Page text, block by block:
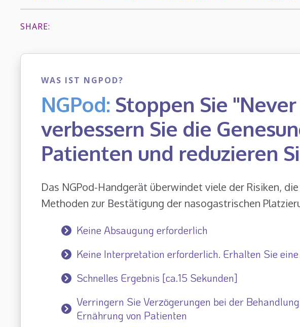
SHARE:
WAS IST NGPOD?
NGPod: Stoppen Sie
verbessern Sie die
Patienten und reduzieren
Das NGPod-Handgerät überwindet viele der Risiken,
Methoden zur Bestätigung der nasogastrischen
Keine Absaugung erforderlich
Keine Interpretation erforderlich. Erhalten Sie
Schnelles Ergebnis [ca.15 Sekunden]
Verringern Sie Verzögerungen bei der
Ernährung von Patienten